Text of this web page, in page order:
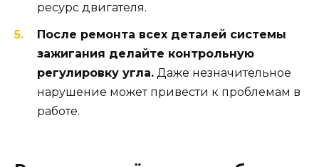
ресурс двигателя.
После ремонта всех деталей системы
зажигания делайте контрольную
регулировку угла. Даже незначительное
нарушение может привести к проблемам в
работе.